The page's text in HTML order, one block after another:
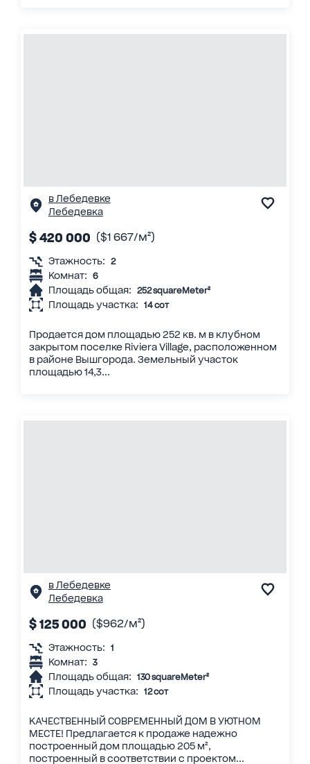
в Лебедевке
Лебедевка
$ 420 000 ($1 667/м²)
Этажность: 2
Комнат: 6
Площадь общая: 252 squareMeter²
Площадь участка: 14 сот
Продается дом площадью 252 кв. м в клубном
закрытом поселке Riviera Village, расположенном
в районе Вышгорода. Земельный участок
площадью 14,3...
в Лебедевке
Лебедевка
$ 125 000 ($962/м²)
Этажность: 1
Комнат: 3
Площадь общая: 130 squareMeter²
Площадь участка: 12 сот
КАЧЕСТВЕННЫЙ СОВРЕМЕННЫЙ ДОМ В УЮТНОМ
МЕСТЕ! Предлагается к продаже надежно
построенный дом площадью 205 м²,
построенный в соответствии с проектом...